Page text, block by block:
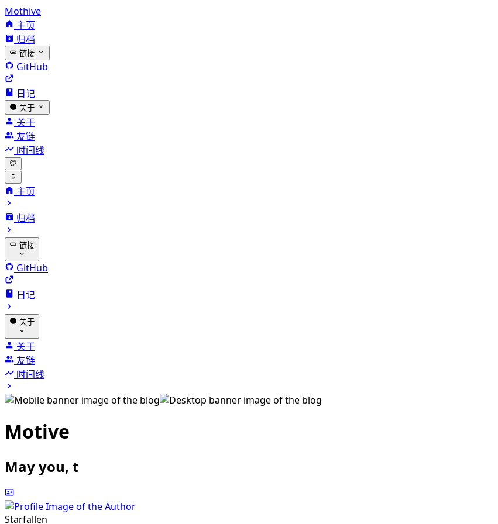
Mothive
主页
归档
链接
GitHub
日记
关于
关于
友链
时间线
主页
归档
链接
GitHub
日记
关于
关于
友链
时间线
Motive
May you, the beaut
Starfallen